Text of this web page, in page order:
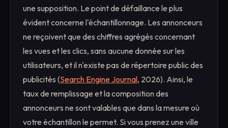
une supposition. Le point de défaillance le plus
évident concerne l'échantillonnage. Les annonceurs
ne reçoivent que des chiffres agrégés concernant
les vues et les clics, sans aucune donnée sur les
utilisateurs, et il n'existe pas de répertoire public des
publicités (Search Engine Journal, 2026). Ainsi, le
taux de remplissage et la composition des
annonceurs ne sont valables que dans la mesure où
votre échantillon le permet. Si vous prenez une ville